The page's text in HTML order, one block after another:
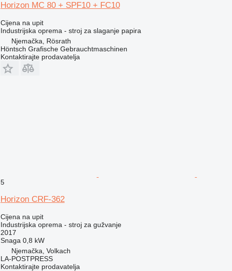
Horizon MC 80 + SPF10 + FC10
Cijena na upit
Industrijska oprema - stroj za slaganje papira
Njemačka, Rösrath
Höntsch Grafische Gebrauchtmaschinen
Kontaktirajte prodavatelja
5
Horizon CRF-362
Cijena na upit
Industrijska oprema - stroj za gužvanje
2017
Snaga 0,8 kW
Njemačka, Volkach
LA-POSTPRESS
Kontaktirajte prodavatelja